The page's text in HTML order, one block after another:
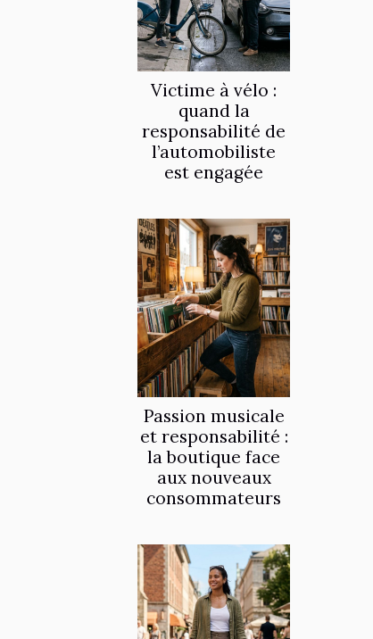
Victime à vélo :
quand la
responsabilité de
l’automobiliste
est engagée
Passion musicale
et responsabilité :
la boutique face
aux nouveaux
consommateurs